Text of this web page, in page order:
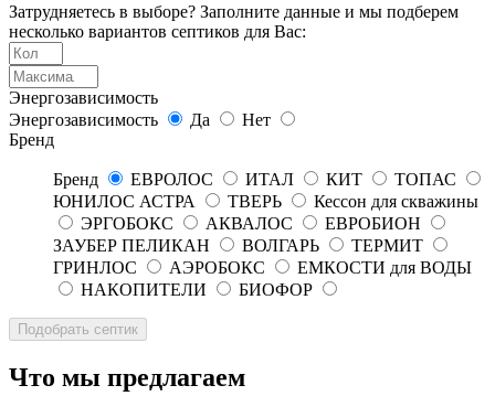
Затрудняетесь в выборе? Заполните данные и мы подберем
несколько вариантов септиков для Вас:
Энергозависимость
Энергозависимость
Да
Нет
Бренд
Бренд ЕВРОЛОС ИТАЛ КИТ
ТОПАС
ЮНИЛОС АСТРА
ТВЕРЬ
Кессон для скважины
ЭРГОБОКС
АКВАЛОС
ЕВРОБИОН
ЗАУБЕР ПЕЛИКАН
ВОЛГАРЬ
ТЕРМИТ
ГРИНЛОС
АЭРОБОКС
ЕМКОСТИ для ВОДЫ
НАКОПИТЕЛИ
БИОФОР
Что мы предлагаем